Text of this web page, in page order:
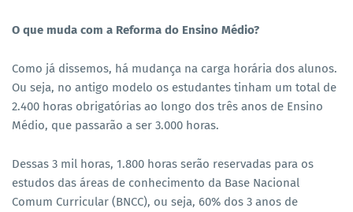
O que muda com a Reforma do Ensino Médio?
Como já dissemos, há mudança na carga horária dos alunos.
Ou seja, no antigo modelo os estudantes tinham um total de
2.400 horas obrigatórias ao longo dos três anos de Ensino
Médio, que passarão a ser 3.000 horas.
Dessas 3 mil horas, 1.800 horas serão reservadas para os
estudos das áreas de conhecimento da Base Nacional
Comum Curricular (BNCC), ou seja, 60% dos 3 anos de